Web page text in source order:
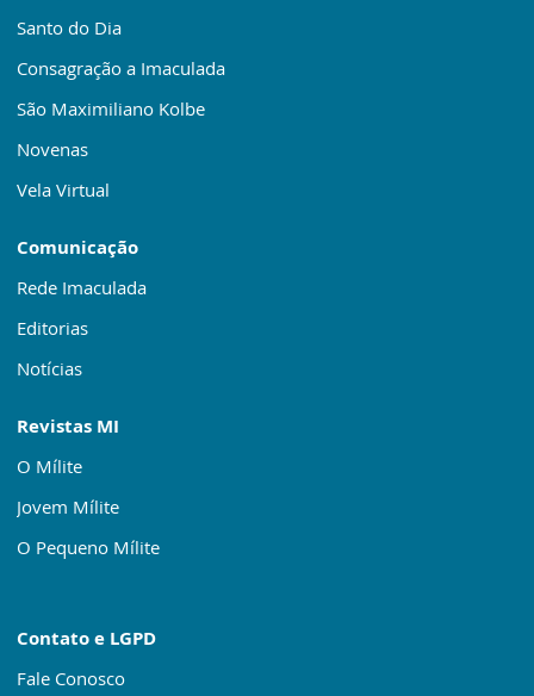
Santo do Dia
Consagração a Imaculada
São Maximiliano Kolbe
Novenas
Vela Virtual
Comunicação
Rede Imaculada
Editorias
Notícias
Revistas MI
O Mílite
Jovem Mílite
O Pequeno Mílite
Contato e LGPD
Fale Conosco